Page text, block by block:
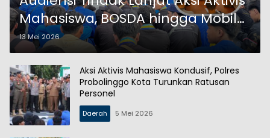
Mahasiswa, BOSDA hingga Mobil
Dinas Jadi Sorotan
13 Mei 2026
Aksi Aktivis Mahasiswa Kondusif, Polres
Probolinggo Kota Turunkan Ratusan
Personel
Daerah 5 Mei 2026